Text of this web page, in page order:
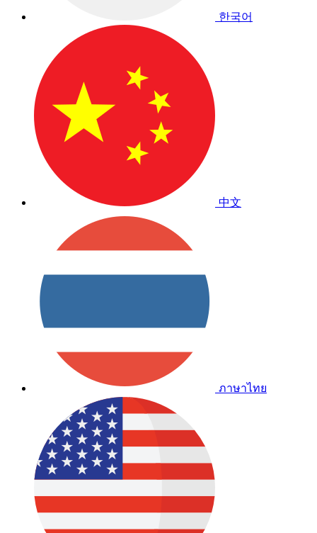
한국어
中文
ภาษาไทย